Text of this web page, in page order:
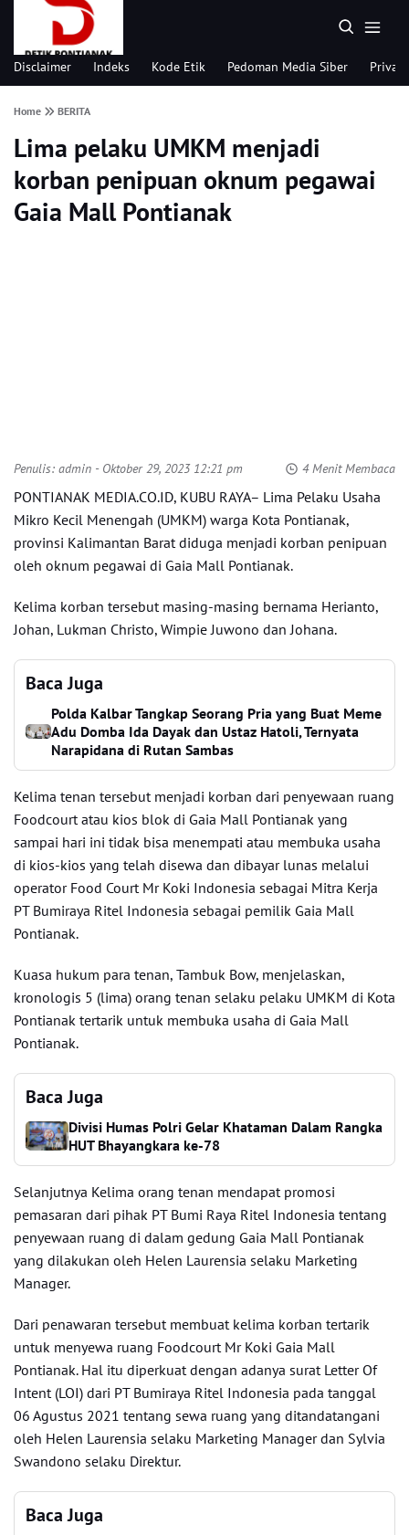
Disclaimer Indeks Kode Etik Pedoman Media Siber
Home BERITA
Lima pelaku UMKM menjadi
korban penipuan oknum pegawai
Gaia Mall Pontianak
Penulis: admin - Oktober 29, 2023 12:21 pm 4 Menit Membaca
PONTIANAK MEDIA.CO.ID, KUBU RAYA– Lima Pelaku Usaha
Mikro Kecil Menengah (UMKM) warga Kota Pontianak,
provinsi Kalimantan Barat diduga menjadi korban penipuan
oleh oknum pegawai di Gaia Mall Pontianak.
Kelima korban tersebut masing-masing bernama Herianto,
Johan, Lukman Christo, Wimpie Juwono dan Johana.
Baca Juga
Polda Kalbar Tangkap Seorang Pria yang Buat Meme
Adu Domba Ida Dayak dan Ustaz Hatoli, Ternyata
Narapidana di Rutan Sambas
Kelima tenan tersebut menjadi korban dari penyewaan ruang
Foodcourt atau kios blok di Gaia Mall Pontianak yang
sampai hari ini tidak bisa menempati atau membuka usaha
di kios-kios yang telah disewa dan dibayar lunas melalui
operator Food Court Mr Koki Indonesia sebagai Mitra Kerja
PT Bumiraya Ritel Indonesia sebagai pemilik Gaia Mall
Pontianak.
Kuasa hukum para tenan, Tambuk Bow, menjelaskan,
kronologis 5 (lima) orang tenan selaku pelaku UMKM di Kota
Pontianak tertarik untuk membuka usaha di Gaia Mall
Pontianak.
Baca Juga
Divisi Humas Polri Gelar Khataman Dalam Rangka
HUT Bhayangkara ke-78
Selanjutnya Kelima orang tenan mendapat promosi
pemasaran dari pihak PT Bumi Raya Ritel Indonesia tentang
penyewaan ruang di dalam gedung Gaia Mall Pontianak
yang dilakukan oleh Helen Laurensia selaku Marketing
Manager.
Dari penawaran tersebut membuat kelima korban tertarik
untuk menyewa ruang Foodcourt Mr Koki Gaia Mall
Pontianak. Hal itu diperkuat dengan adanya surat Letter Of
Intent (LOI) dari PT Bumiraya Ritel Indonesia pada tanggal
06 Agustus 2021 tentang sewa ruang yang ditandatangani
oleh Helen Laurensia selaku Marketing Manager dan Sylvia
Swandono selaku Direktur.
Baca Juga